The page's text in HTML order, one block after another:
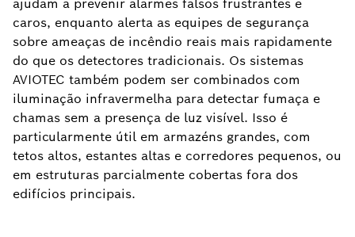
ajudam a prevenir alarmes falsos frustrantes e
caros, enquanto alerta as equipes de segurança
sobre ameaças de incêndio reais mais rapidamente
do que os detectores tradicionais. Os sistemas
AVIOTEC também podem ser combinados com
iluminação infravermelha para detectar fumaça e
chamas sem a presença de luz visível. Isso é
particularmente útil em armazéns grandes, com
tetos altos, estantes altas e corredores pequenos, ou
em estruturas parcialmente cobertas fora dos
edifícios principais.